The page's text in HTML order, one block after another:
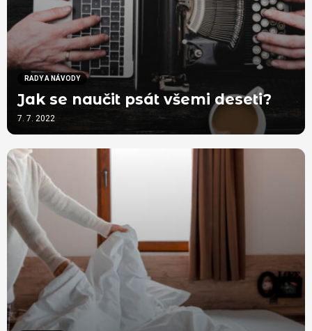
RADY A NÁVODY
Jak se naučit psát všemi deseti?
7. 7. 2022